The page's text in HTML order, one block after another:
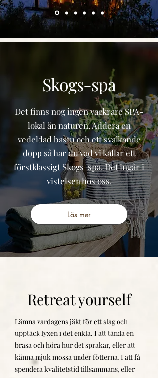
Skogs-spa
Det finns nog ingen vackrare SPA-
lokal än naturen. Addera en
vedeldad bastu och ett svalkande
dopp så har du vad vi kallar ett
förstklassigt Skogs-spa. Det ingår i
vistelsen hos oss.
Läs mer
Retreat yourself
Lämna vardagens jäkt för ett slag och
upptäck lyxen i det enkla. I att tända en
brasa och höra hur det sprakar, eller att
känna mjuk mossa under fötterna. I att få
spendera kvalitetstid tillsammans, eller